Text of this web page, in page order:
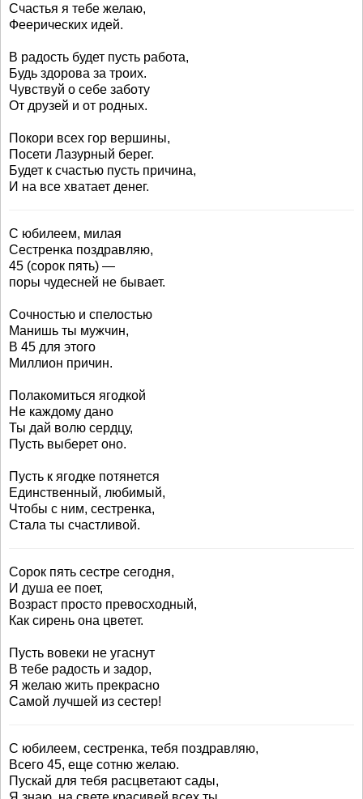
Счастья я тебе желаю,
Феерических идей.
В радость будет пусть работа,
Будь здорова за троих.
Чувствуй о себе заботу
От друзей и от родных.
Покори всех гор вершины,
Посети Лазурный берег.
Будет к счастью пусть причина,
И на все хватает денег.
С юбилеем, милая
Сестренка поздравляю,
45 (сорок пять) —
поры чудесней не бывает.
Сочностью и спелостью
Манишь ты мужчин,
В 45 для этого
Миллион причин.
Полакомиться ягодкой
Не каждому дано
Ты дай волю сердцу,
Пусть выберет оно.
Пусть к ягодке потянется
Единственный, любимый,
Чтобы с ним, сестренка,
Стала ты счастливой.
Сорок пять сестре сегодня,
И душа ее поет,
Возраст просто превосходный,
Как сирень она цветет.
Пусть вовеки не угаснут
В тебе радость и задор,
Я желаю жить прекрасно
Самой лучшей из сестер!
С юбилеем, сестренка, тебя поздравляю,
Всего 45, еще сотню желаю.
Пускай для тебя расцветают сады,